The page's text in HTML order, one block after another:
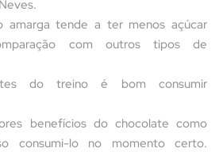
amarga tende a ter menos açúcar
com outros tipos de
do treino é bom consumir
benefícios do chocolate como
consumi-lo no momento certo.